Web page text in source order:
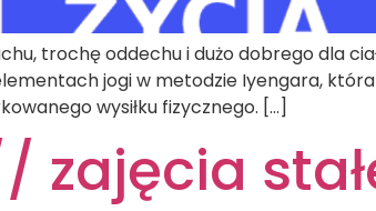
trochę oddechu i dużo dobrego dla
jogi w metodzie Iyengara,
wysiłku fizycznego. […]
zajęcia